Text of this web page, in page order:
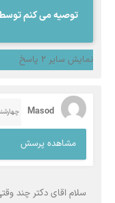
توصیه می کنم
نمایش سایر 2 پاسخ
Masod چهارشنبه ۷ خرداد ۹۹( 6
مشاهده پرسش
سلام اقای دکتر چند